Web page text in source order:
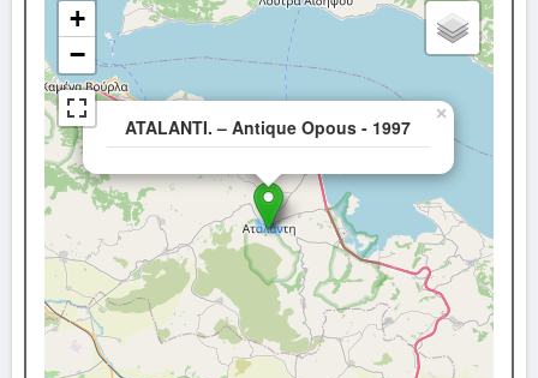
ATALANTI. – Antique Opous - 1997
×
+
−